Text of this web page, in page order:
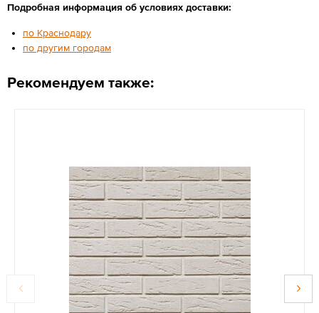
Подробная информация об условиях доставки:
по Краснодару
по другим городам
Рекомендуем также: